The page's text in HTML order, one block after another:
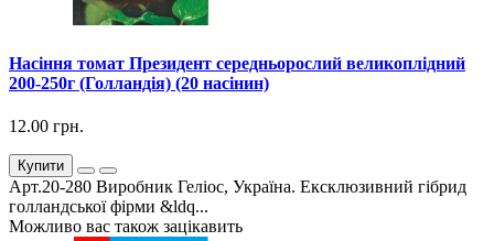
Насіння томат Президент середньорослий великоплідний
200-250г (Голландія) (20 насінин)
12.00 грн.
Купити
Арт.20-280 Виробник Геліос, Україна. Ексклюзивний гібрид
голландської фірми &ldq...
Можливо вас також зацікавить